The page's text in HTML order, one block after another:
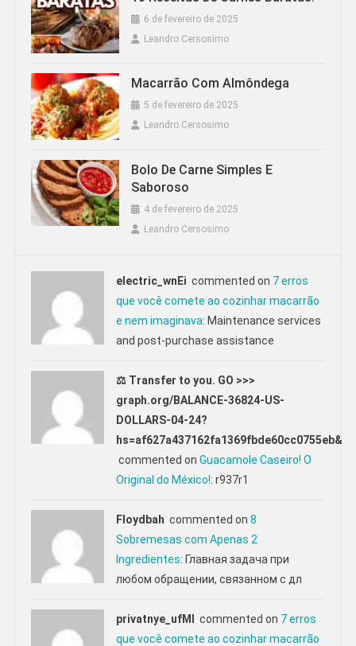
6 de fevereiro de 2025
Leandro Cersosimo
Macarrão Com Almôndega
5 de fevereiro de 2025
Leandro Cersosimo
Bolo De Carne Simples E
Saboroso
4 de fevereiro de 2025
Leandro Cersosimo
electric_wnEi commented on 7 erros
que você comete ao cozinhar macarrão
e nem imaginava: Maintenance services
and post-purchase assistance
⚖ Transfer to you. GO >>>
graph.org/BALANCE-36824-US-
DOLLARS-04-24?
hs=af627a437162fa1369fbde60cc0755eb&
commented onGuacamole Caseiro! O
Original do México!: r937r1
Floydbah commented on8
Sobremesas com Apenas 2
Ingredientes: Главная задача при
любом обращении, связанном с дл
privatnye_ufMl commented on 7 erros
que você comete ao cozinhar macarrão